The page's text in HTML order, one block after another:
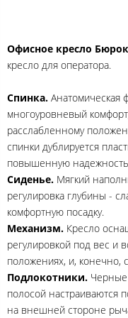
Офисное кресло
кресло для оператора.
Спинка. Анатомическая
многоуровневый
расслабленному
спинки дублируется
повышенную надежность
Сиденье. Мягкий
регулировка глубины -
комфортную посадку.
Механизм. Кресло
регулировкой под вес и
положениях, и, конечно,
Подлокотники. Черные
полосой настраиваются
на внешней стороне